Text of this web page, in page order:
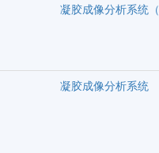
凝胶成像分析系统
凝胶成像分析系统